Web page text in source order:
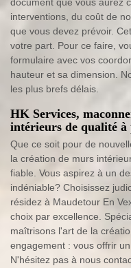
document que vous aurez
interventions, du coût de
que vous devez prévoir.
votre part. Pour ce faire,
formulaire avec vos
hauteur et sa dimension.
les plus brefs délais.
HK Services,
intérieurs de qualité
Que ce soit pour de
la création de murs
fiable. Vous aspirez à un
indéniable? Choisissez
résidez à Maudetour En
choix par excellence.
maîtrisons l'art de la
engagement : vous offrir
N'hésitez pas à nous